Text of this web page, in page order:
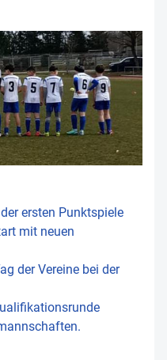
ersten Punktspiele
mit neuen
der Vereine bei der